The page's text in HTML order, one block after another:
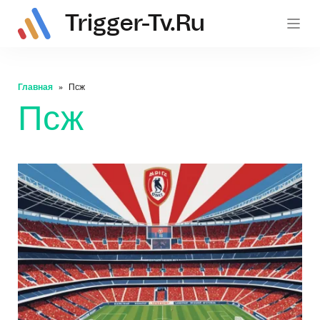
Trigger-Tv.ru
Главная Псж
Псж